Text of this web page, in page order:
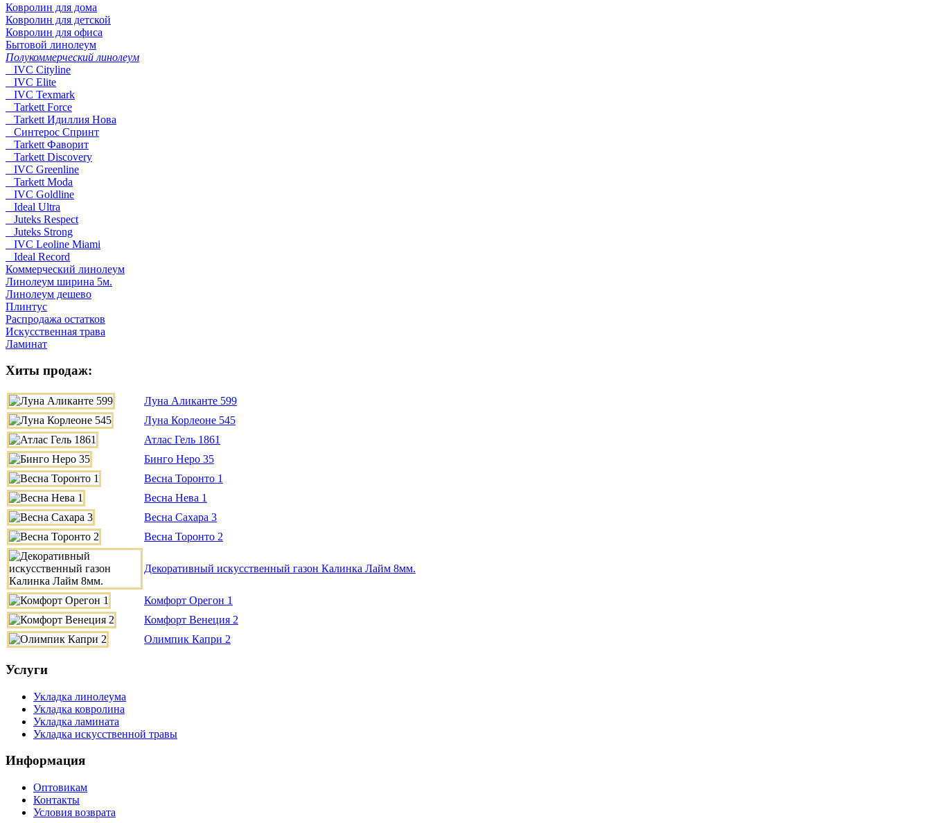
Ковролин для дома
Ковролин для детской
Ковролин для офиса
Бытовой линолеум
Полукоммерческий линолеум
IVC Cityline
IVC Elite
IVC Texmark
Tarkett Force
Tarkett Идиллия Нова
Синтерос Спринт
Tarkett Фаворит
Tarkett Discovery
IVC Greenline
Tarkett Moda
IVC Goldline
Ideal Ultra
Juteks Respect
Juteks Strong
IVC Leoline Miami
Ideal Record
Коммерческий линолеум
Линолеум ширина 5м.
Линолеум дешево
Плинтус
Распродажа остатков
Искусственная трава
Ламинат
Хиты продаж:
Луна Аликанте 599
Луна Корлеоне 545
Атлас Гель 1861
Бинго Неро 35
Весна Торонто 1
Весна Нева 1
Весна Сахара 3
Весна Торонто 2
Декоративный искусственный газон Калинка Лайм 8мм.
Комфорт Орегон 1
Комфорт Венеция 2
Олимпик Капри 2
Услуги
Укладка линолеума
Укладка ковролина
Укладка ламината
Укладка искусственной травы
Информация
Оптовикам
Контакты
Условия возврата